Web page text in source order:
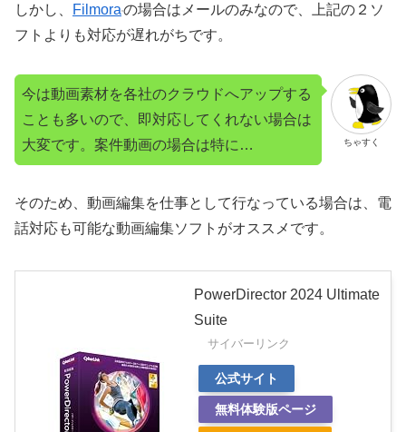
しかし、 Filmoraの場合はメールのみなので、上記の２ソ
フトよりも対応が遅れがちです。
ちゃすく
今は動画素材を各社のクラウドへアップする
ことも多いので、即対応してくれない場合は
大変です。案件動画の場合は特に…
そのため、動画編集を仕事として行なっている場合は、電
話対応も可能な動画編集ソフトがオススメです。
PowerDirector 2024 Ultimate
Suite
サイバーリンク
公式サイト
無料体験版ページ